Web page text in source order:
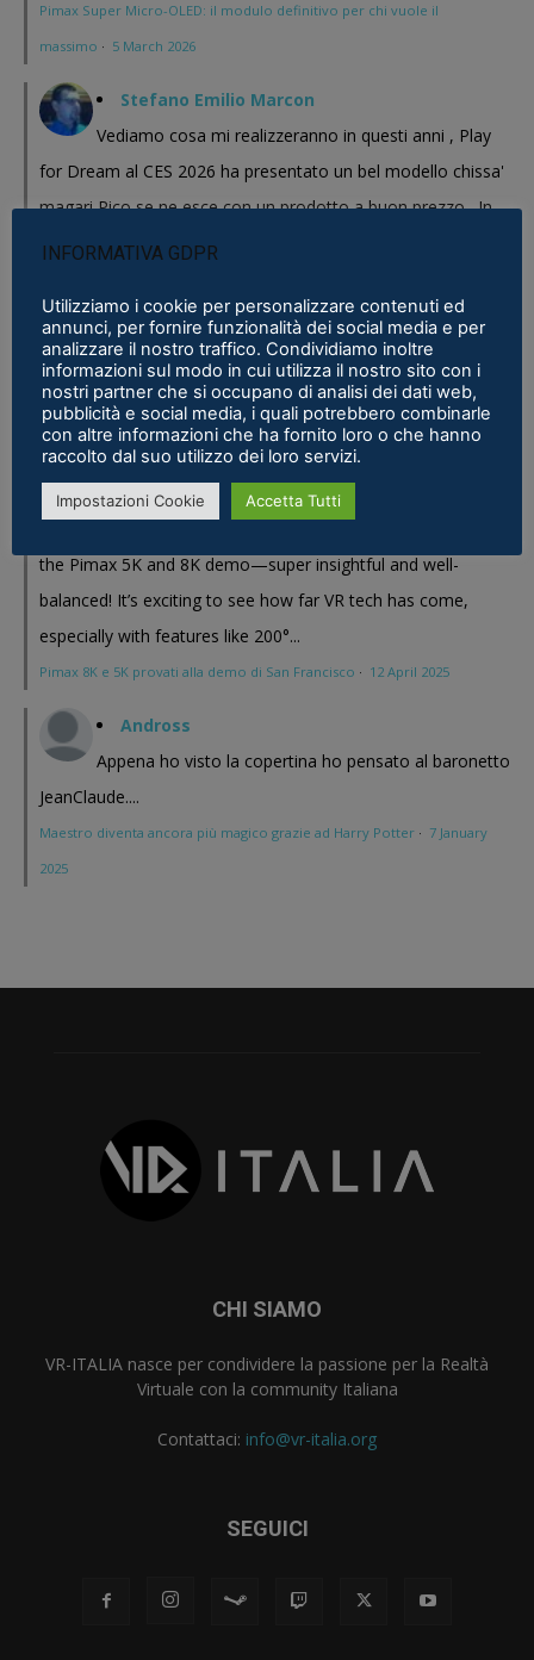
Pimax Super Micro-OLED: il modulo definitivo per chi vuole il
massimo · 5 March 2026
Stefano Emilio Marcon
Vediamo cosa mi realizzeranno in questi anni , Play
for Dream al CES 2026 ha presentato un bel modello chissa'
magari Pico se ne esce con un prodotto a buon prezzo . In
sostanza i prodotti cinesi...
Quest - VR ITALIA·25 February 2026
Fabio
Se fosse disponibile lo prenderei al volo
Samsung Galaxy XR è realtà, ma ne avevamo bisogno? ·16 January 2026
Eric Marcus
the Pimax 5K and 8K demo—super insightful and well-
balanced! It’s exciting to see how far VR tech has come,
especially with features like 200°...
Pimax 8K e 5K provati alla demo di San Francisco · 12 April 2025
Andross
Appena ho visto la copertina ho pensato al baronetto
JeanClaude....
Maestro diventa ancora più magico grazie ad Harry Potter · 7 January
2025
CHI SIAMO
VR-ITALIA nasce per condividere la passione per la Realtà
Virtuale con la community Italiana
Contattaci: info@vr-italia.org
SEGUICI
INFORMATIVA GDPR
Utilizziamo i cookie per personalizzare contenuti ed
annunci, per fornire funzionalità dei social media e per
analizzare il nostro traffico. Condividiamo inoltre
informazioni sul modo in cui utilizza il nostro sito con i
nostri partner che si occupano di analisi dei dati web,
pubblicità e social media, i quali potrebbero combinarle
con altre informazioni che ha fornito loro o che hanno
raccolto dal suo utilizzo dei loro servizi.
Impostazioni Cookie Accetta Tutti